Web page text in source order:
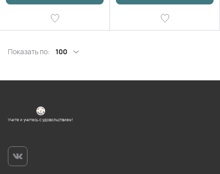
Показать по: 100
Учите и учитесь с удовольствием!